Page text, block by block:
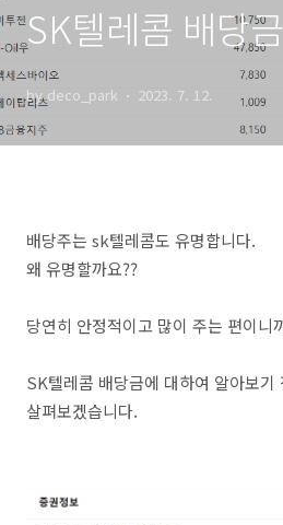
SK텔레콤 배당
by deco_park 2023. 7. 12.
배당주는 sk텔레콤도 유명합니다.
왜 유명할까요??
당연히 안정적이고 많이 주는 편이니
SK텔레콤 배당금에 대하여 알아보기
살펴보겠습니다.